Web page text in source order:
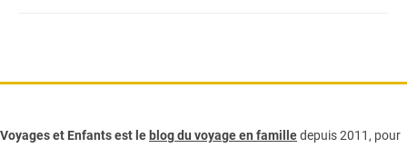
Voyages et Enfants est le blog du voyage en familledepuis 2011, pour